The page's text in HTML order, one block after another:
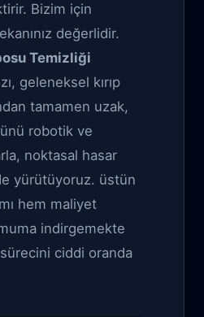
Bizim için
değerlidir.
Temizliği
geleneksel kırıp
tamamen uzak,
robotik ve
noktasal hasar
yürütüyoruz. üstün
hem maliyet
indirgemekte
ciddi oranda